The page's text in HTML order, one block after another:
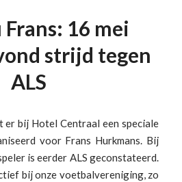
16 mei
strijd tegen
ALS
er bij Hotel Centraal een speciale
voor Frans Hurkmans. Bij
is eerder ALS geconstateerd.
bij onze voetbalvereniging, zo